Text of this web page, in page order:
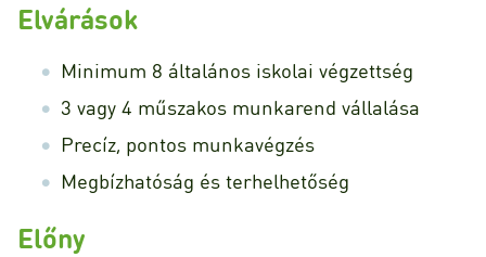
Elvárások
Minimum 8 általános iskolai végzettség
3 vagy 4 műszakos munkarend vállalása
Precíz, pontos munkavégzés
Megbízhatóság és terhelhetőség
Előny